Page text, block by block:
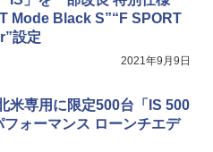
Mode Black S”“F SPORT
設定
2021年9月9日
米専用に限定500台「IS 500
フォーマンス ローンチエデ